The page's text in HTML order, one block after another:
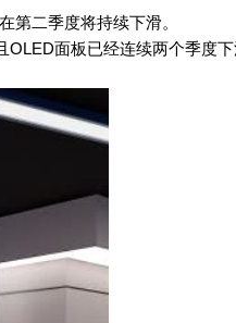
二季度将持续下滑。
面板已经连续两个季度